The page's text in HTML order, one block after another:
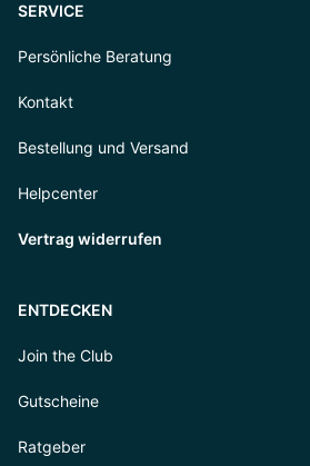
SERVICE
Persönliche Beratung
Kontakt
Bestellung und Versand
Helpcenter
Vertrag widerrufen
ENTDECKEN
Join the Club
Gutscheine
Ratgeber